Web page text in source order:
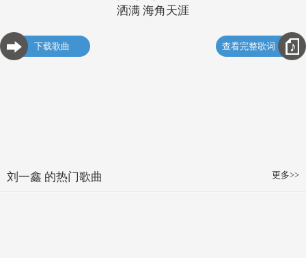
洒满 海角天涯
下载歌曲 查看完整歌词
更多>>
刘一鑫 的热门歌曲